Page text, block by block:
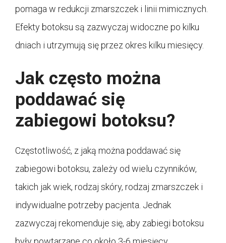
pomaga w redukcji zmarszczek i linii mimicznych.
Efekty botoksu są zazwyczaj widoczne po kilku
dniach i utrzymują się przez okres kilku miesięcy.
Jak często można
poddawać się
zabiegowi botoksu?
Częstotliwość, z jaką można poddawać się
zabiegowi botoksu, zależy od wielu czynników,
takich jak wiek, rodzaj skóry, rodzaj zmarszczek i
indywidualne potrzeby pacjenta. Jednak
zazwyczaj rekomenduje się, aby zabiegi botoksu